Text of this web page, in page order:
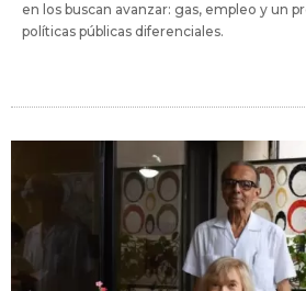
en los buscan avanzar: gas, empleo y un
políticas públicas diferenciales.